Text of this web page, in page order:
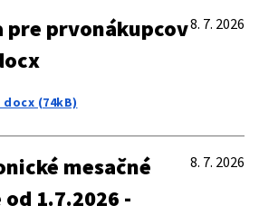
pre prvonákupcov8. 7. 2026
(74kB)
mesačné
1.7.2026 -
8. 7. 2026